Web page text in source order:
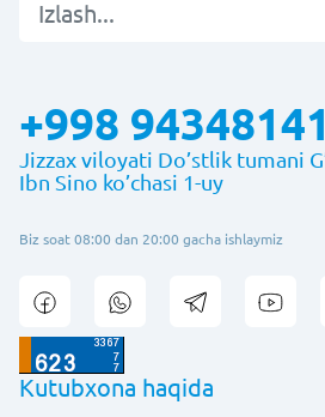
+998
Jizzax viloyati Do’stlik tumani
Ibn Sino ko’chasi 1-uy
Biz soat 08:00 dan 20:00 gacha ishlaymiz
Kutubxona haqida